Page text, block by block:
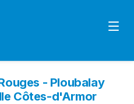
- Ploubalay
Côtes-d'Armor